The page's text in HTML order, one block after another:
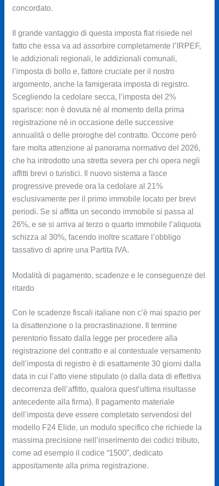
concordato.
Il grande vantaggio di questa imposta flat risiede nel
fatto che essa va ad assorbire completamente l’IRPEF,
le addizionali regionali, le addizionali comunali,
l’imposta di bollo e, fattore cruciale per il nostro
argomento, anche la famigerata imposta di registro.
Scegliendo la cedolare secca, l’imposta del 2%
sparisce: non è dovuta né al momento della prima
registrazione né in occasione delle successive
annualità o delle proroghe del contratto. Occorre però
fare molta attenzione al panorama normativo del 2026,
che ha introdotto una stretta severa per chi opera negli
affitti brevi o turistici. Il nuovo sistema a fasce
progressive prevede ora la cedolare al 21%
esclusivamente per il primo immobile locato per brevi
periodi. Se si affitta un secondo immobile si passa al
26%, e se si arriva al terzo o quarto immobile l’aliquota
schizza al 30%, facendo inoltre scattare l’obbligo
tassativo di aprire una Partita IVA.
Modalità di pagamento, scadenze e le conseguenze del
ritardo
Con le scadenze fiscali italiane non c’è mai spazio per
la disattenzione o la procrastinazione. Il termine
perentorio fissato dalla legge per procedere alla
registrazione del contratto e al contestuale versamento
dell’imposta di registro è di esattamente 30 giorni dalla
data in cui l’atto viene stipulato (o dalla data di effettiva
decorrenza dell’affitto, qualora quest’ultima risultasse
antecedente alla firma). Il pagamento materiale
dell’imposta deve essere completato servendosi del
modello F24 Elide, un modulo specifico che richiede la
massima precisione nell’inserimento dei codici tributo,
come ad esempio il codice “1500”, dedicato
appositamente alla prima registrazione.